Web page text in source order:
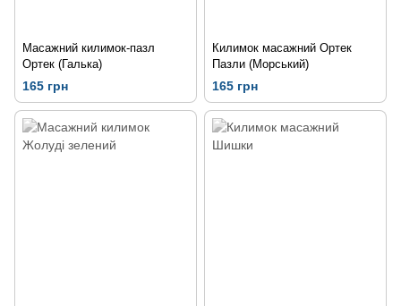
Масажний килимок-пазл
Ортек (Галька)
165 грн
Килимок масажний Ортек
Пазли (Морський)
165 грн